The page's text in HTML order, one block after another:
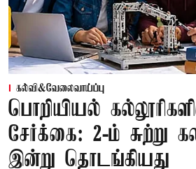
கல்வி&வேலைவாய்ப்பு
பொறியியல்
சேர்க்கை: 2-ம் சுற்று
இன்று தொடங்கியது